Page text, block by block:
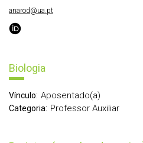
Biologia
Vínculo: Aposentado(a)
Categoria: Professor Auxiliar
anarod@ua.pt